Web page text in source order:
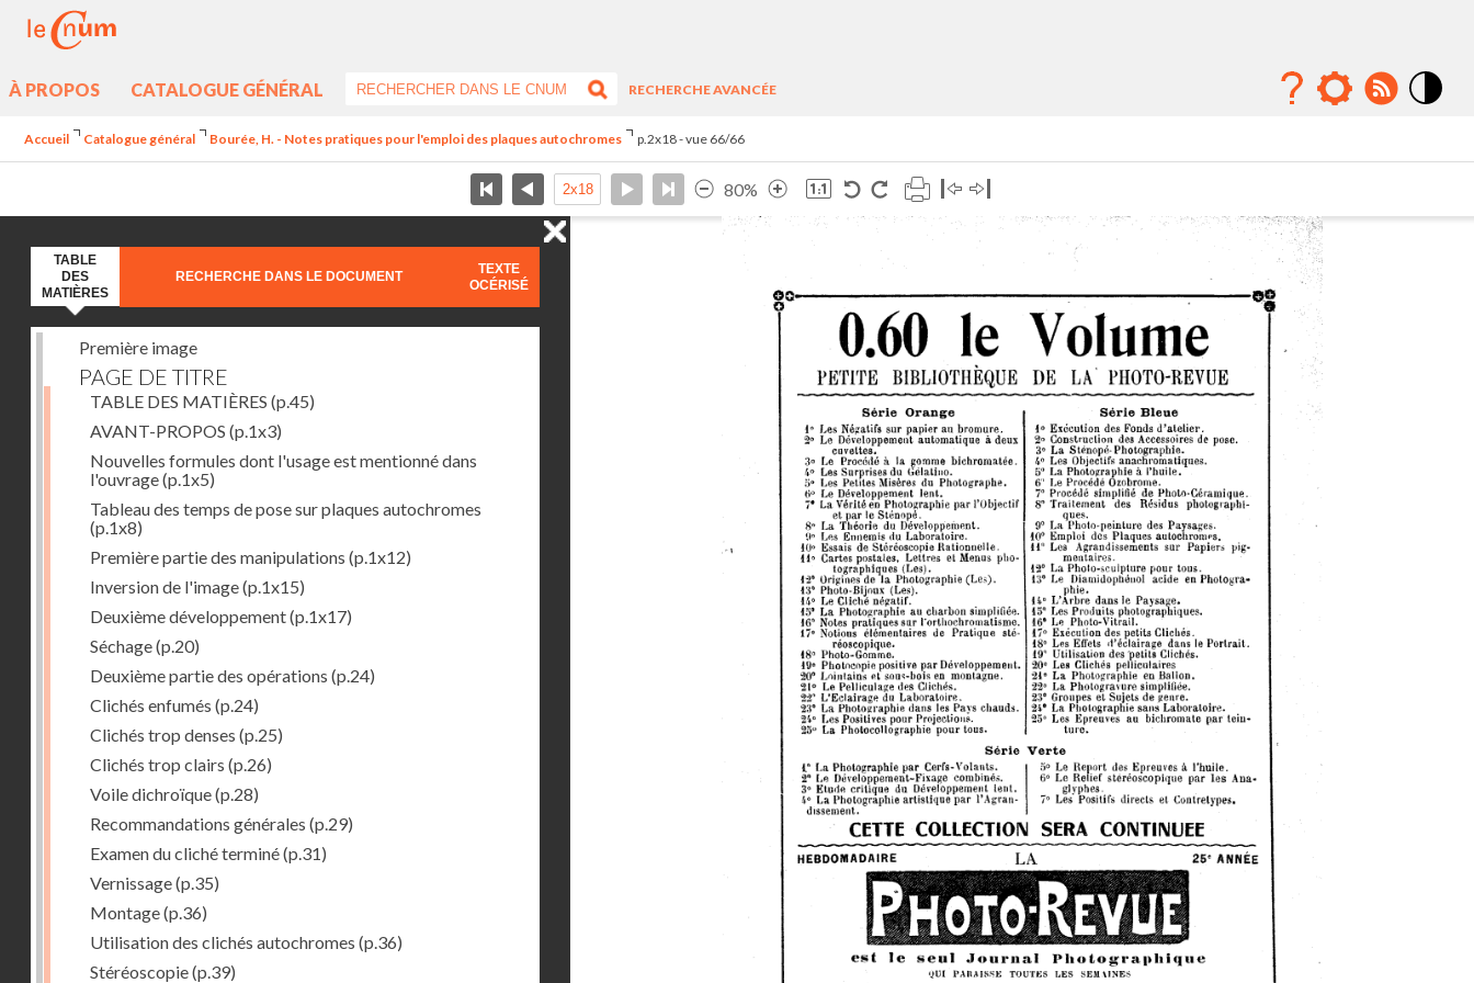
À PROPOS CATALOGUE GÉNÉRAL
RECHERCHE AVANCÉE
Accueil Catalogue général Bourée, H. - Notes pratiques pour l'emploi des plaques autochromes p.2x18 - vue 66/66
80%
TABLE
DES
MATIÈRES
RECHERCHE DANS LE DOCUMENT
TEXTE
OCÉRISÉ
Première image
PAGE DE TITRE
TABLE DES MATIÈRES (p.45)
AVANT-PROPOS (p.1x3)
Nouvelles formules dont l'usage est mentionné dans
l'ouvrage(p.1x5)
Tableau des temps de pose sur plaques autochromes
(p.1x8)
Première partie des manipulations (p.1x12)
Inversion de l'image(p.1x15)
Deuxième développement(p.1x17)
Séchage(p.20)
Deuxième partie des opérations (p.24)
Clichés enfumés (p.24)
Clichés trop denses (p.25)
Clichés trop clairs (p.26)
Voile dichroïque(p.28)
Recommandations générales (p.29)
Examen du cliché terminé(p.31)
Vernissage(p.35)
Montage(p.36)
Utilisation des clichés autochromes (p.36)
Stéréoscopie(p.39)